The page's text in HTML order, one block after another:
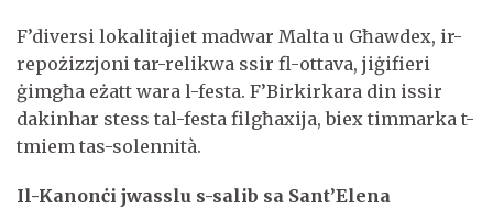
F’diversi lokalitajiet madwar Malta u Għawdex, ir-
repożizzjoni tar-relikwa ssir fl-ottava, jiġifieri
ġimgħa eżatt wara l-festa. F’Birkirkara din issir
dakinhar stess tal-festa filgħaxija, biex timmarka t-
tmiem tas-solennità.
Il-Kanonċi jwasslu s-salib sa Sant’Elena